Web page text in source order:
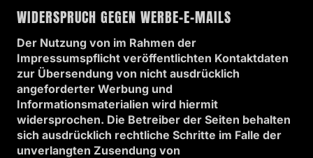
WIDERSPRUCH GEGEN WERBE-E-MAILS
Der Nutzung von im Rahmen der
Impressumspflicht veröffentlichten Kontaktdaten
zur Übersendung von nicht ausdrücklich
angeforderter Werbung und
Informationsmaterialien wird hiermit
widersprochen. Die Betreiber der Seiten behalten
sich ausdrücklich rechtliche Schritte im Falle der
unverlangten Zusendung von